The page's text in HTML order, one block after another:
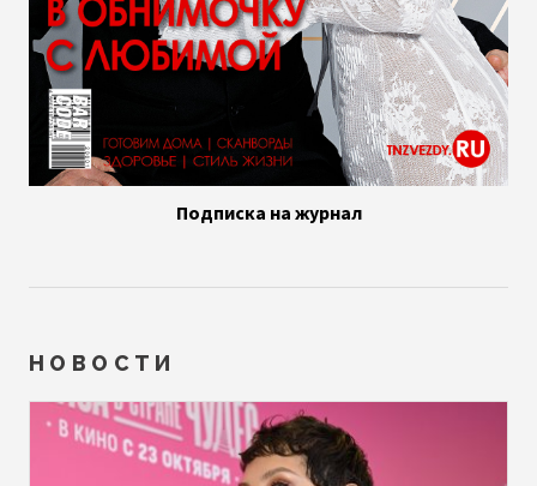
Подписка на журнал
НОВОСТИ